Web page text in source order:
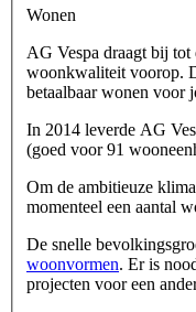
Wonen
AG Vespa draagt bij
woonkwaliteit voorop.
betaalbaar wonen voor
In 2014 leverde AG
(goed voor 91
Om de ambitieuze
momenteel een aantal
De snelle
woonvormen. Er is
projecten voor een